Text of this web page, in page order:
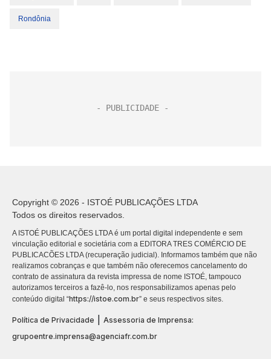
Rondônia
Copyright © 2026 - ISTOÉ PUBLICAÇÕES LTDA
Todos os direitos reservados.
A ISTOÉ PUBLICAÇÕES LTDA é um portal digital independente e sem
vinculação editorial e societária com a EDITORA TRES COMÉRCIO DE
PUBLICACÕES LTDA (recuperação judicial). Informamos também que não
realizamos cobranças e que também não oferecemos cancelamento do
contrato de assinatura da revista impressa de nome ISTOÉ, tampouco
autorizamos terceiros a fazê-lo, nos responsabilizamos apenas pelo
conteúdo digital “https://istoe.com.br” e seus respectivos sites.
Política de Privacidade
Assessoria de Imprensa:
grupoentre.imprensa@agenciafr.com.br